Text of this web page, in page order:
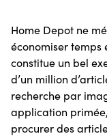
Home Depot ne
économiser
constitue un bel
d’un million
recherche par
application
procurer des